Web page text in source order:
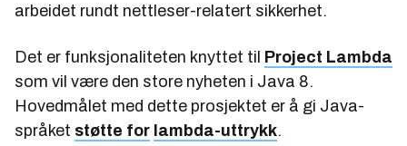
arbeidet rundt nettleser-relatert sikkerhet.
Det er funksjonaliteten knyttet til Project Lambda
som vil være den store nyheten i Java 8.
Hovedmålet med dette prosjektet er å gi Java-
språket støtte for lambda-uttrykk.